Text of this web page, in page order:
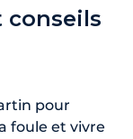
conseils
pour
foule et vivre